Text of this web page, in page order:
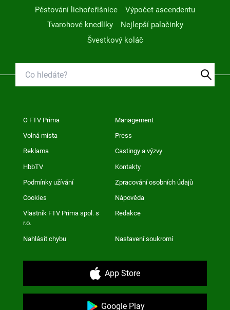
Pěstování lichořeřišnice
Výpočet ascendentu
Tvarohové knedlíky
Nejlepší palačinky
Švestkový koláč
O FTV Prima Management
Volná místa Press
Reklama Castingy a výzvy
HbbTV Kontakty
Podmínky užívání Zpracování osobních údajů
Cookies Nápověda
Vlastník FTV Prima spol. s
r.o.
Redakce
Nahlásit chybu Nastavení soukromí
App Store
Google Play